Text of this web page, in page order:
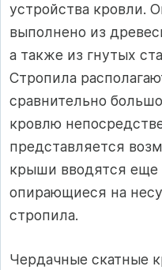
устройства кровли.
выполнено из
а также из гнутых
Стропила
сравнительно
кровлю
представляется
крыши вводятся еще
опирающиеся на
стропила.
Чердачные скатные